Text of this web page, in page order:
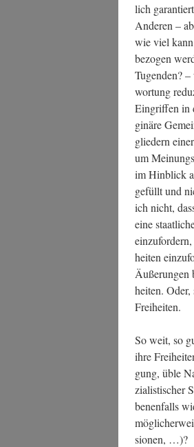
lich
Ande­ren –
wie viel
bezo­gen
Tugen­den?
wor­tung
Ein­grif­fen in
gi­nä­re
glie­dern
um
im Hin­blick
gefüllt und
ich nicht,
eine
hei­ten
Äuße­run­gen
hei­ten.
Freiheiten.
So weit, so
ihre
gung, üble
zia­lis­ti­scher
be­nen­falls
sio­nen, …)?